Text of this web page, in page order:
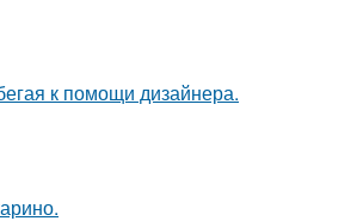
к помощи дизайнера.